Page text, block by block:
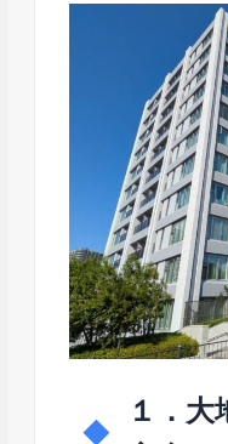
１．